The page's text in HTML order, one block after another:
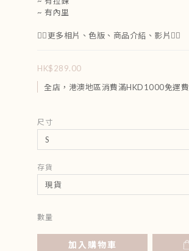
~ 有內里
👇🏻更多相片、色版、商品介紹、影片👇🏻
HK$289.00
全店，港澳地區消費滿HKD1000免運費
尺寸
存貨
數量
加入購物車